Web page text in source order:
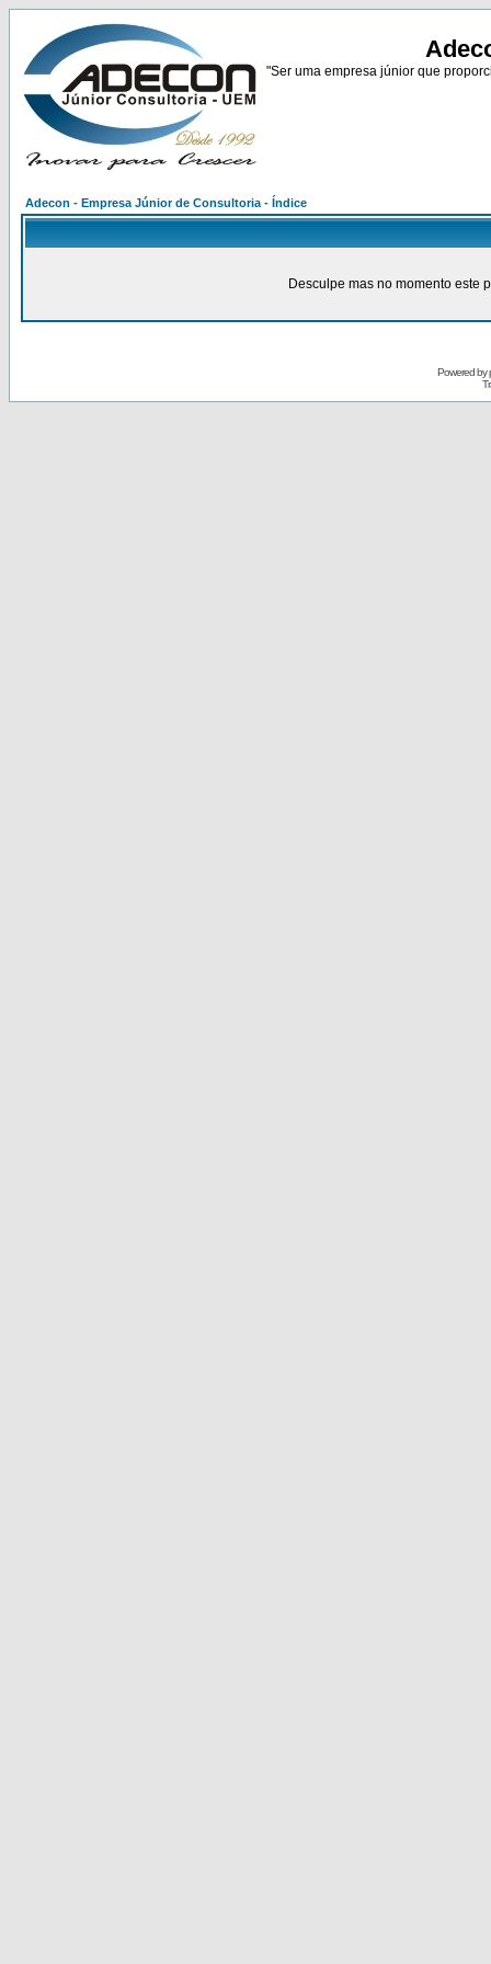
"Ser uma empresa júnior que
Adecon - Empresa Júnior de Consultoria - Índice
Desculpe mas no momento este
Powered by